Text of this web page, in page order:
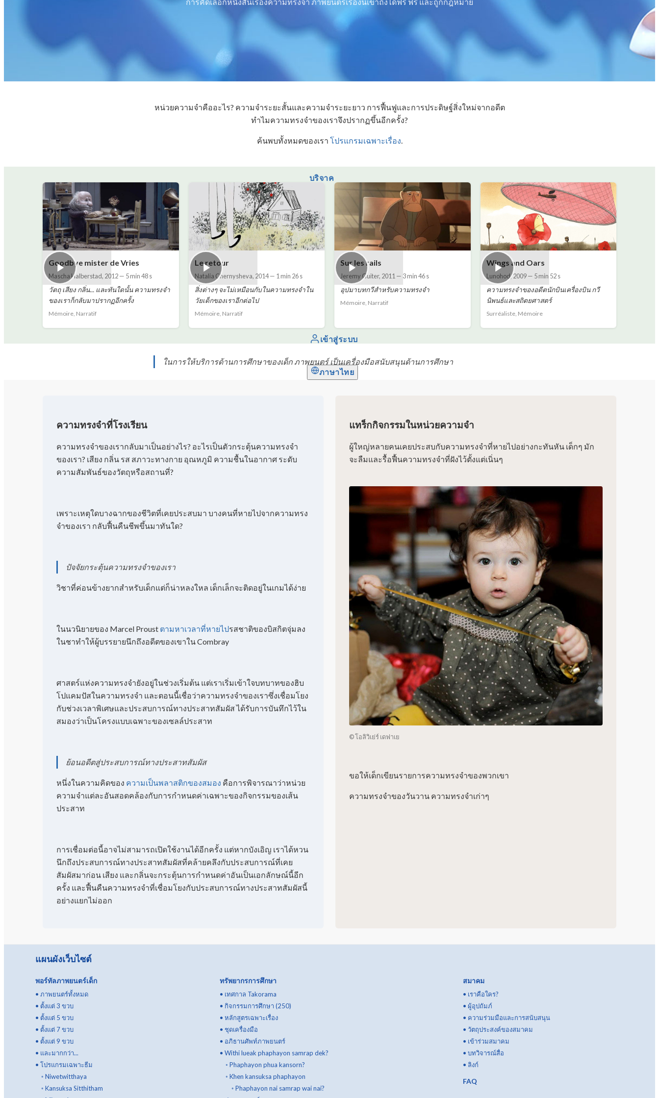
บริจาค
เข้าสู่ระบบ
ภาษาไทย
หน่วยความจำคืออะไร? ความจำระยะสั้นและความจำระยะยาว การฟื้นฟูและการประดิษฐ์สิ่งใหม่จากอดีต
ทำไมความทรงจำของเราจึงปรากฏขึ้นอีกครั้ง?
ค้นพบทั้งหมดของเรา โปรแกรมเฉพาะเรื่อง.
Goodbye mister de Vries
Mascha Halberstad, 2012— 5 min 48 s
วัตถุ เสียง กลิ่น... และทันใดนั้น ความทรงจำ
ของเราก็กลับมาปรากฏอีกครั้ง
Mémoire, Narratif
Le retour
Natalia Chernysheva, 2014— 1 min 26 s
สิ่งต่างๆ จะไม่เหมือนกับในความทรงจำใน
วัยเด็กของเราอีกต่อไป
Mémoire, Narratif
Sur les rails
Jeremy Guiter, 2011 — 3 min 46 s
อุปมาบทกวีสำหรับความทรงจำ
Mémoire, Narratif
Wings and Oars
Lunohod,2009— 5 min 52 s
ความทรงจำของอดีตนักบินเครื่องบิน กวี
นิพนธ์และสถิตยศาสตร์
Surréaliste, Mémoire
ในการให้บริการด้านการศึกษาของเด็ก ภาพยนตร์ เป็นเครื่องมือสนับสนุนด้านการศึกษา
ความทรงจำที่โรงเรียน
ความทรงจำของเรากลับมาเป็นอย่างไร? อะไรเป็นตัวกระตุ้นความทรงจำ
ของเรา? เสียง กลิ่น รส สภาวะทางกาย อุณหภูมิ ความชื้นในอากาศ ระดับ
ความสัมพันธ์ของวัตถุหรือสถานที่?
เพราะเหตุใดบางฉากของชีวิตที่เคยประสบมา บางคนที่หายไปจากความทรง
จำของเรา กลับฟื้นคืนชีพขึ้นมาทันใด?
ปัจจัยกระตุ้นความทรงจำของเรา
วิชาที่ค่อนข้างยากสำหรับเด็กแต่ก็น่าหลงใหล เด็กเล็กจะติดอยู่ในเกมได้ง่าย
ในนวนิยายของ Marcel Proust ตามหาเวลาที่หายไปรสชาติของบิสกิตจุ่มลง
ในชาทำให้ผู้บรรยายนึกถึงอดีตของเขาใน Combray
ศาสตร์แห่งความทรงจำยังอยู่ในช่วงเริ่มต้น แต่เราเริ่มเข้าใจบทบาทของฮิบ
โปแคมปัสในความทรงจำ และตอนนี้เชื่อว่าความทรงจำของเราซึ่งเชื่อมโยง
กับช่วงเวลาพิเศษและประสบการณ์ทางประสาทสัมผัส ได้รับการบันทึกไว้ใน
สมองว่าเป็นโครงแบบเฉพาะของเซลล์ประสาท
ย้อนอดีตสู่ประสบการณ์ทางประสาทสัมผัส
หนึ่งในความคิดของ ความเป็นพลาสติกของสมอง คือการพิจารณาว่าหน่วย
ความจำแต่ละอันสอดคล้องกับการกำหนดค่าเฉพาะของกิจกรรมของเส้น
ประสาท
การเชื่อมต่อนี้อาจไม่สามารถเปิดใช้งานได้อีกครั้ง แต่หากบังเอิญ เราได้หวน
นึกถึงประสบการณ์ทางประสาทสัมผัสที่คล้ายคลึงกับประสบการณ์ที่เคย
สัมผัสมาก่อน เสียง และกลิ่นจะกระตุ้นการกำหนดค่าอันเป็นเอกลักษณ์นี้อีก
ครั้ง และฟื้นคืนความทรงจำที่เชื่อมโยงกับประสบการณ์ทางประสาทสัมผัสนี้
อย่างแยกไม่ออก
แทร็กกิจกรรมในหน่วยความจำ
ผู้ใหญ่หลายคนเคยประสบกับความทรงจำที่หายไปอย่างกะทันหัน เด็กๆ มัก
จะลืมและรื้อฟื้นความทรงจำที่ฝังไว้ตั้งแต่เนิ่นๆ
© โอลิวิเย่ร์ เดฟาเย
ขอให้เด็กเขียนรายการความทรงจำของพวกเขา
ความทรงจำของวันวาน ความทรงจำเก่าๆ
แผนผังเว็บไซต์
พอร์ทัลภาพยนตร์เด็ก
• ภาพยนตร์ทั้งหมด
• ตั้งแต่ 3 ขวบ
• ตั้งแต่ 5 ขวบ
• ตั้งแต่ 7 ขวบ
• ตั้งแต่ 9 ขวบ
• และมากกว่า...
• โปรแกรมเฉพาะธีม
◦ Niwetwitthaya
◦ Kansuksa Sitthitham
ทรัพยากรการศึกษา
• เทศกาล Takorama
• กิจกรรมการศึกษา (250)
• หลักสูตรเฉพาะเรื่อง
• ชุดเครื่องมือ
• อภิธานศัพท์ภาพยนตร์
• Withi lueak phaphayon samrap dek?
◦ Phaphayon phua kansorn?
◦ Khen kansuksa phaphayon
◦ Phaphayon nai samrap wai nai?
สมาคม
• เราคือใคร?
• ผู้อุปถัมภ์
• ความร่วมมือและการสนับสนุน
• วัตถุประสงค์ของสมาคม
• เข้าร่วมสมาคม
• บทวิจารณ์สื่อ
• ลิงก์
FAQ